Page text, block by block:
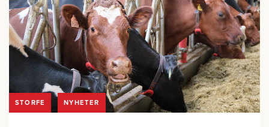
STORFE NYHETER